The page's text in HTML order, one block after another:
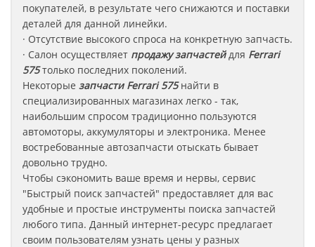
покупателей, в результате чего снижаются и поставки
деталей для данной линейки.
· Отсутствие высокого спроса на конкретную запчасть.
· Салон осуществляет продажу запчастейдля Ferrari
575только последних поколений.
Некоторые запчасти Ferrari 575найти в
специализированных магазинах легко - так,
наибольшим спросом традиционно пользуются
автомоторы, аккумуляторы и электроника. Менее
востребованные автозапчасти отыскать бывает
довольно трудно.
Чтобы сэкономить ваше время и нервы, сервис
"Быстрый поиск запчастей" предоставляет для вас
удобные и простые инструменты поиска запчастей
любого типа. Данный интернет-ресурс предлагает
своим пользователям узнать цены у разных